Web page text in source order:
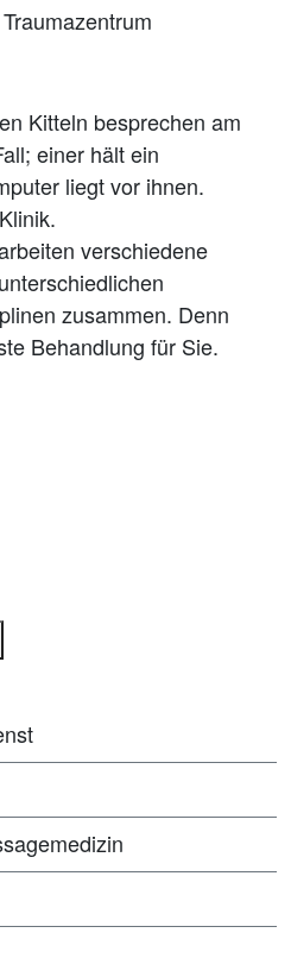
verschiedene
zusammen. Denn
Behandlung für Sie.